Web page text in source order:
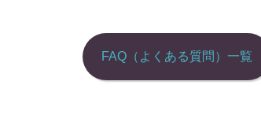
k
ー
シ
ョ
FAQ（よくある質問）一覧